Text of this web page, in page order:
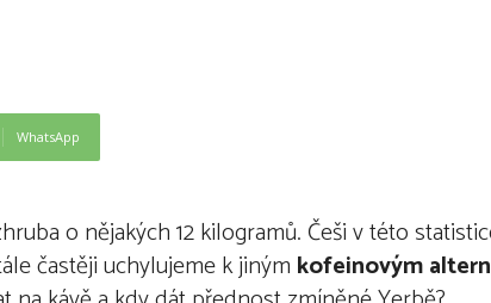
WhatsApp
o nějakých 12 kilogramů. Češi v této
častěji uchylujeme k jiným kofeinovým